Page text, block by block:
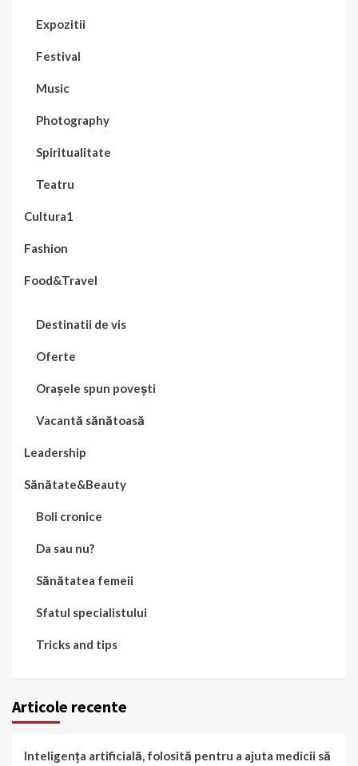
Expozitii
Festival
Music
Photography
Spiritualitate
Teatru
Cultura1
Fashion
Food&Travel
Destinatii de vis
Oferte
Orașele spun povești
Vacantă sănătoasă
Leadership
Sănătate&Beauty
Boli cronice
Da sau nu?
Sănătatea femeii
Sfatul specialistului
Tricks and tips
Articole recente
Inteligența artificială, folosită pentru a ajuta medicii să